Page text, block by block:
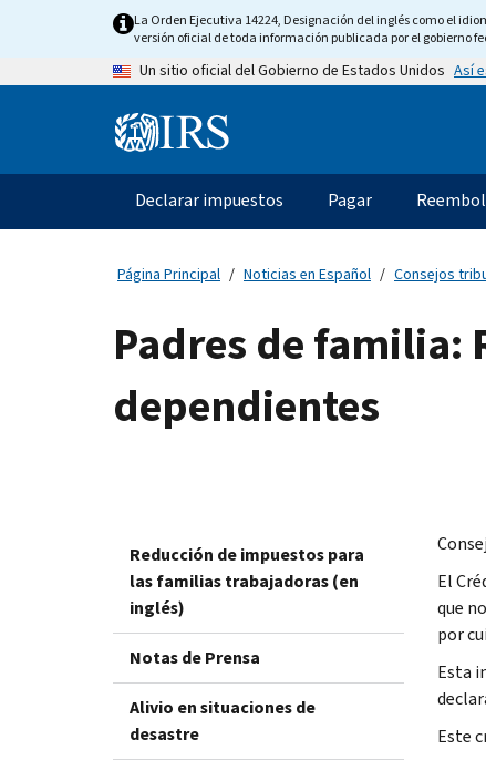
content
La Orden Ejecutiva 14224, Designación del inglés como el
versión oficial de toda información publicada por el gobierno
Un sitio oficial del Gobierno de Estados Unidos Así
Information
Navegación
principal
Declarar impuestos Pagar
Página Principal Noticias en Español Consejos
Padres de familia:
dependientes
Reducción de impuestos para
las familias trabajadoras (en
inglés)
Notas de Prensa
Alivio en situaciones de
desastre
El
que
por
Esta
Este